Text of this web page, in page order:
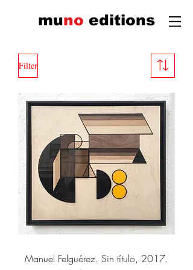
muno editions
Filter
Manuel Felguérez. Sin título, 2017.